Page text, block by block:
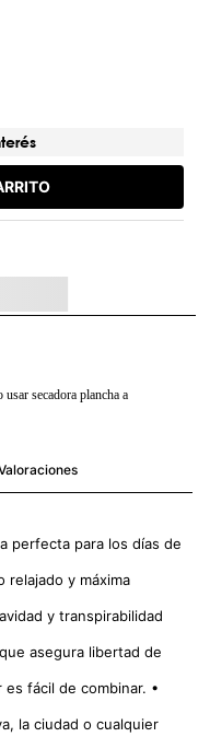
secadora plancha a
perfecta para los días de
relajado y máxima
y transpirabilidad
asegura libertad de
fácil de combinar. •
la ciudad o cualquier